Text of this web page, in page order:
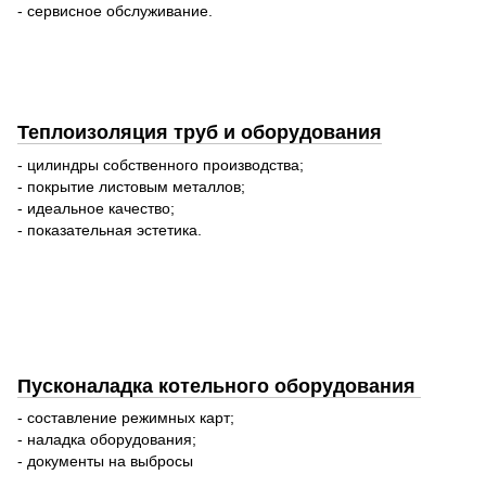
- сервисное обслуживание.
Теплоизоляция труб и оборудования
- цилиндры собственного производства;
- покрытие листовым металлов;
- идеальное качество;
- показательная эстетика.
Пусконаладка котельного оборудования
- составление режимных карт;
- наладка оборудования;
- документы на выбросы